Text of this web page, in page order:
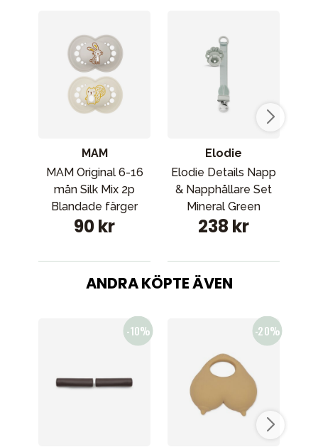
MAM
MAM Original 6-16
mån Silk Mix 2p
Blandade färger
90 kr
Elodie
Elodie Details Napp
& Napphållare Set
Mineral Green
238 kr
ANDRA KÖPTE ÄVEN